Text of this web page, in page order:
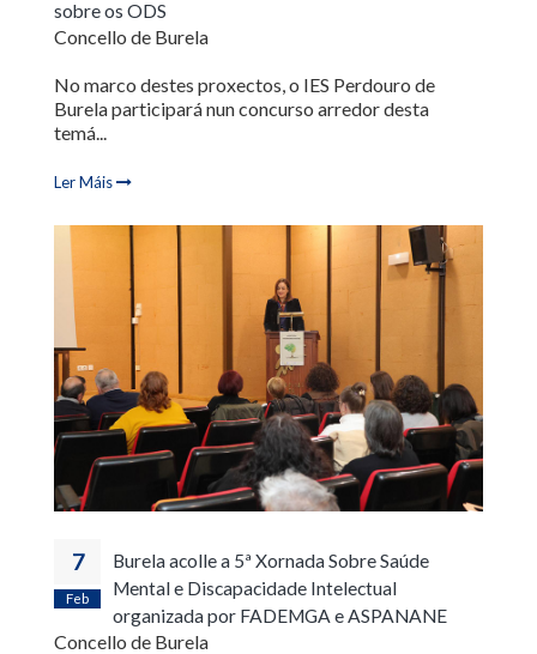
sobre os ODS
Concello de Burela
No marco destes proxectos, o IES Perdouro de
Burela participará nun concurso arredor desta
temá...
Ler Máis
7
Feb
Burela acolle a 5ª Xornada Sobre Saúde
Mental e Discapacidade Intelectual
organizada por FADEMGA e ASPANANE
Concello de Burela